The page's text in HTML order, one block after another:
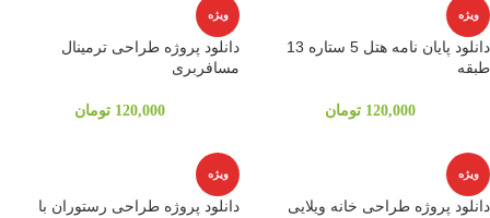
ویژه
دانلود پایان نامه هتل 5 ستاره 13
طبقه
120,000 تومان
ویژه
دانلود پروژه طراحی ترمینال
مسافربری
120,000 تومان
ویژه
دانلود پروژه طراحی خانه ویلایی
ویژه
دانلود پروژه طراحی رستوران با